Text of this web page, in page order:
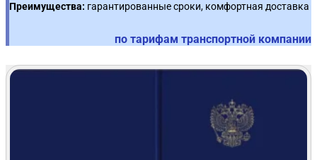
Преимущества: гарантированные сроки, комфортная доставка
по тарифам транспортной компании